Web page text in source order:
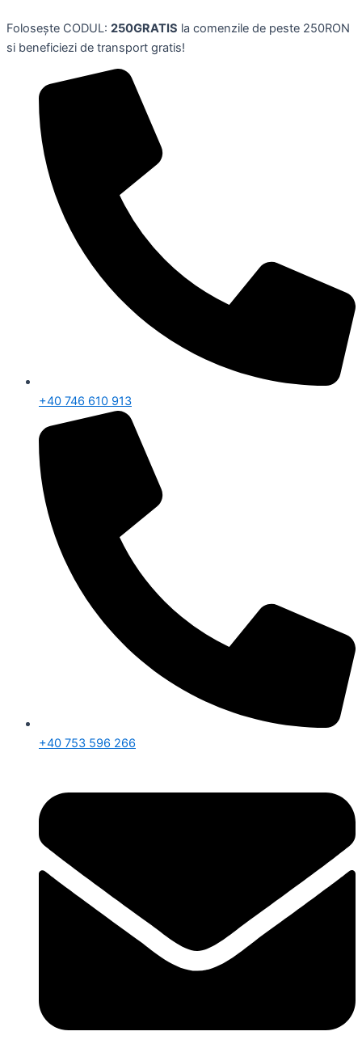
to
content
Folosește CODUL: 250GRATIS la comenzile de peste 250RON
si beneficiezi de transport gratis!
+40 746 610 913
+40 753 596 266